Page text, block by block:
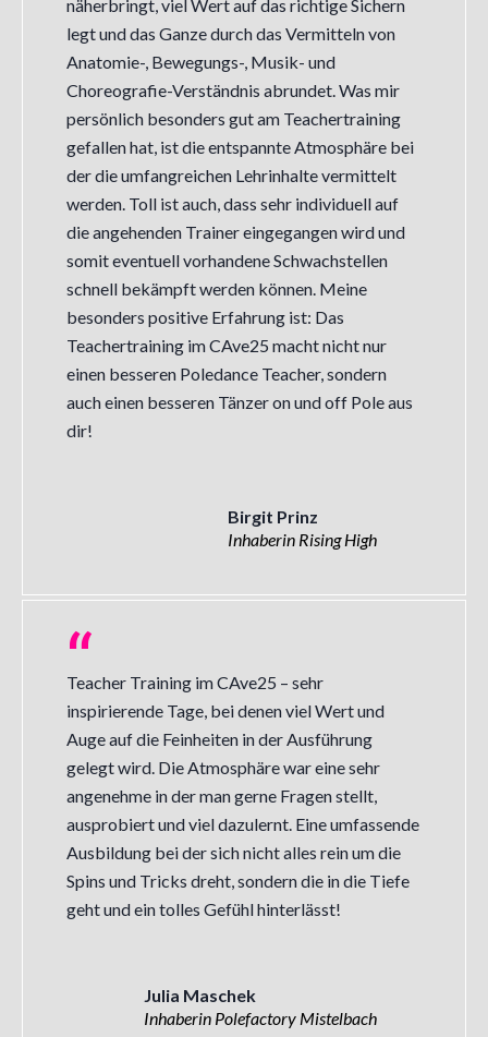
näherbringt, viel Wert auf das richtige Sichern
legt und das Ganze durch das Vermitteln von
Anatomie-, Bewegungs-, Musik- und
Choreografie-Verständnis abrundet. Was mir
persönlich besonders gut am Teachertraining
gefallen hat, ist die entspannte Atmosphäre bei
der die umfangreichen Lehrinhalte vermittelt
werden. Toll ist auch, dass sehr individuell auf
die angehenden Trainer eingegangen wird und
somit eventuell vorhandene Schwachstellen
schnell bekämpft werden können. Meine
besonders positive Erfahrung ist: Das
Teachertraining im CAve25 macht nicht nur
einen besseren Poledance Teacher, sondern
auch einen besseren Tänzer on und off Pole aus
dir!
Birgit Prinz
Inhaberin Rising High
Teacher Training im CAve25 – sehr
inspirierende Tage, bei denen viel Wert und
Auge auf die Feinheiten in der Ausführung
gelegt wird. Die Atmosphäre war eine sehr
angenehme in der man gerne Fragen stellt,
ausprobiert und viel dazulernt. Eine umfassende
Ausbildung bei der sich nicht alles rein um die
Spins und Tricks dreht, sondern die in die Tiefe
geht und ein tolles Gefühl hinterlässt!
Julia Maschek
Inhaberin Polefactory Mistelbach